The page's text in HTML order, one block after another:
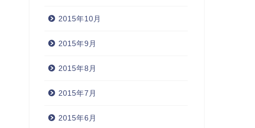
2015年10月
2015年9月
2015年8月
2015年7月
2015年6月